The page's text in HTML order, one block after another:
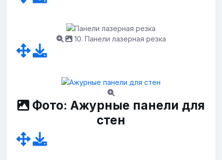
10. Панели лазерная резка
Фото: Ажурные панели для
стен